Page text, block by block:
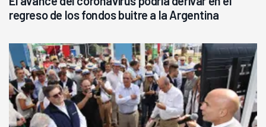
regreso de los fondos buitre a la Argentina